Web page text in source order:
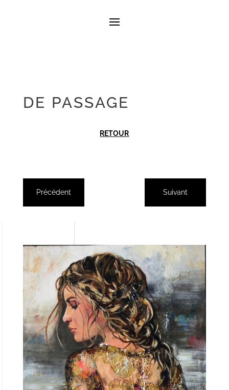
DE PASSAGE
RETOUR
Suivant
Précédent